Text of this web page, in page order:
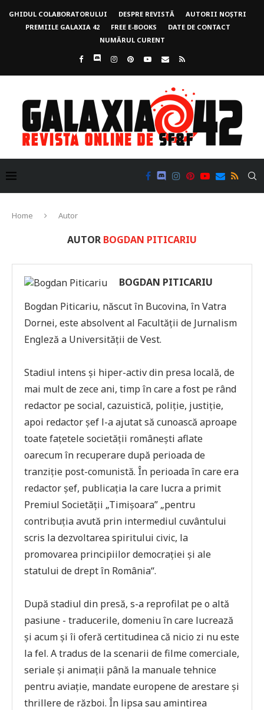
GHIDUL COLABORATORULUI DESPRE REVISTĂ
AUTORII NOȘTRI
PREMIILE GALAXIA 42
FREE E-BOOKS
DATE DE CONTACT
NUMĂRUL CURENT
Home Autor
AUTOR BOGDAN PITICARIU
BOGDAN PITICARIU
Bogdan Piticariu, născut în Bucovina, în Vatra
Dornei, este absolvent al Facultăţii de Jurnalism
Engleză a Universităţii de Vest.
Stadiul intens şi hiper-activ din presa locală, de
mai mult de zece ani, timp în care a fost pe rând
redactor pe social, cazuistică, poliţie, justiţie,
apoi redactor şef l-a ajutat să cunoască aproape
toate faţetele societăţii româneşti aflate
oarecum în recuperare după perioada de
tranziţie post-comunistă. În perioada în care era
redactor şef, publicaţia la care lucra a primit
Premiul Societăţii „Timişoara” „pentru
contribuţia avută prin intermediul cuvântului
scris la dezvoltarea spiritului civic, la
promovarea principiilor democraţiei şi ale
statului de drept în România“.
După stadiul din presă, s-a reprofilat pe o altă
pasiune - traducerile, domeniu în care lucrează
şi acum şi îi oferă certitudinea că nicio zi nu este
la fel. A tradus de la scenarii de filme comerciale,
seriale şi animaţii până la manuale tehnice
pentru aviaţie, mandate europene de arestare şi
thrillere de război. În lipsa sau amintirea